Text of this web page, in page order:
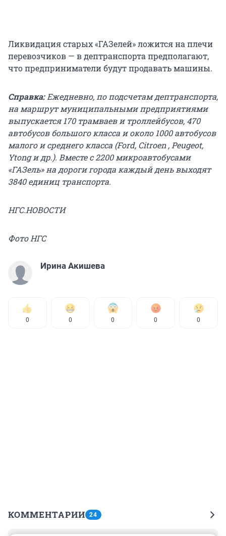
Ликвидация старых «ГАЗелей» ложится на плечи
перевозчиков — в дептранспорта предполагают,
что предприниматели будут продавать машины.
Справка:Ежедневно, по подсчетам дептранспорта,
на маршрут муниципальными предприятиями
выпускается 170 трамваев и троллейбусов, 470
автобусов большого класса и около 1000 автобусов
малого и среднего класса (Ford, Citroen , Peugeot,
Ytong и др.). Вместе с 2200 микроавтобусами
«ГАЗель» на дороги города каждый день выходят
3840 единиц транспорта.
НГС.НОВОСТИ
Фото НГС
Ирина Акишева
0 0 0 0 0
КОММЕНТАРИИ 24